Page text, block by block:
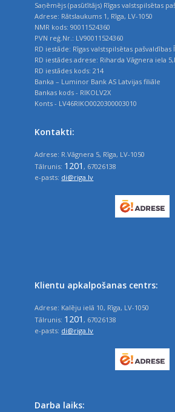
Saņēmējs (pasūtītājs) Rīgas valstspilsētas
Adrese: Rātslaukums 1, Rīga, LV-1050
NMR kods: 90011524360
PVN reģ.Nr.: LV90011524360
RD iestāde: Rīgas valstspilsētas
RD iestādes adrese: Riharda Vāgnera iela
RD iestādes kods: 214
Banka – Luminor Bank AS Latvijas filiāle
Bankas kods - RIKOLV2X
Konts - LV46RIKO0020300003010
Kontakti:
Adrese: R.Vāgnera 5, Rīga, LV-1050
Tālrunis: 1201, 67026138
e-pasts: di@riga.lv
Klientu apkalpošanas centrs:
Adrese: Kalēju ielā 10, Rīga, LV-1050
Tālrunis: 1201 , 67026138
e-pasts: di@riga.lv
Darba laiks: